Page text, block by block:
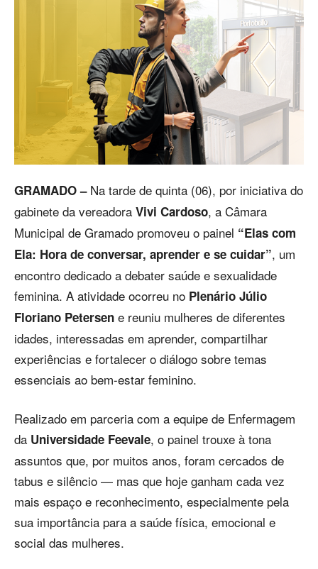
GRAMADO –Na tarde de quinta (06), por iniciativa do
gabinete da vereadora Vivi Cardoso, a Câmara
Municipal de Gramado promoveu o painel “Elas com
Ela: Hora de conversar, aprender e se cuidar”, um
encontro dedicado a debater saúde e sexualidade
feminina. A atividade ocorreu no Plenário Júlio
Floriano Petersen e reuniu mulheres de diferentes
idades, interessadas em aprender, compartilhar
experiências e fortalecer o diálogo sobre temas
essenciais ao bem-estar feminino.
Realizado em parceria com a equipe de Enfermagem
da Universidade Feevale, o painel trouxe à tona
assuntos que, por muitos anos, foram cercados de
tabus e silêncio — mas que hoje ganham cada vez
mais espaço e reconhecimento, especialmente pela
sua importância para a saúde física, emocional e
social das mulheres.